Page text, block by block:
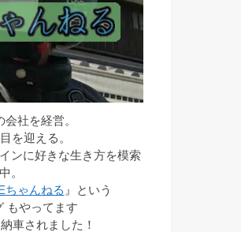
社を経営。
を迎える。
ンに好きな生き方を模索
中。
ちゃんねる 』という
もやってます
車されました！